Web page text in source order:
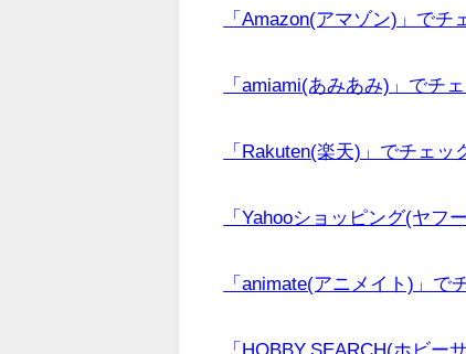
「Amazon(アマゾン)」でチ
「amiami(あみあみ)」でチェ
「Rakuten(楽天)」でチェッ
「Yahooショッピング(ヤフ
「animate(アニメイト)」で
「HOBBY SEARCH(ホビー